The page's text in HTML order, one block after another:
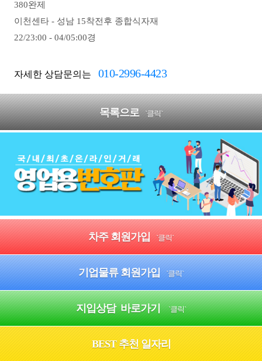
380완제
이천센타 - 성남 15착전후 종합식자재
22/23:00 - 04/05:00경
자세한 상담문의는 010-2996-4423
목록으로 `클릭`
차주 회원가입 `클릭`
기업물류 회원가입 `클릭`
지입상담 바로가기 `클릭`
BEST 추천 일자리